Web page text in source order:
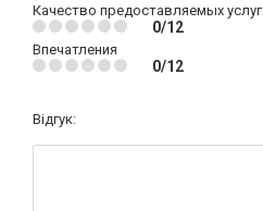
Качество предоставляемых услуг
0/12
Впечатления
0/12
Відгук: